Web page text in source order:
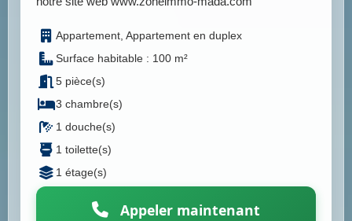
Appartement, Appartement en duplex
Surface habitable : 100 m²
5 pièce(s)
3 chambre(s)
1 douche(s)
1 toilette(s)
1 étage(s)
Appeler maintenant